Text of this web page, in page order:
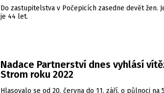
Do zastupitelstva v Počepicích zasedne devět žen.
je 44 let.
Nadace Partnerství dnes vyhlásí
Strom roku 2022
Hlasovalo se od 20. června do 11. září, o půlnoci na